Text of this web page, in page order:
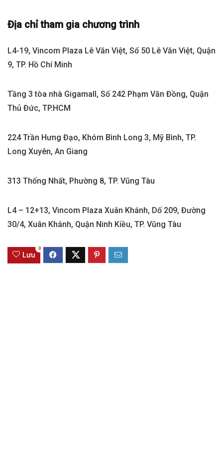
Địa chỉ tham gia chương trình
L4-19, Vincom Plaza Lê Văn Việt, Số 50 Lê Văn Việt, Quận
9, TP. Hồ Chí Minh
Tầng 3 tòa nhà Gigamall, Số 242 Phạm Văn Đồng, Quận
Thủ Đức, TP.HCM
224 Trần Hưng Đạo, Khóm Bình Long 3, Mỹ Bình, TP.
Long Xuyên, An Giang
313 Thống Nhất, Phường 8, TP. Vũng Tàu
L4 – 12+13, Vincom Plaza Xuân Khánh, Dố 209, Đường
30/4, Xuân Khánh, Quận Ninh Kiều, TP. Vũng Tàu
Lưu
0